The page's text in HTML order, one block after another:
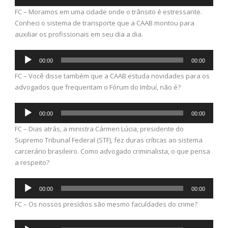
áudio
FC – Moramos em uma cidade onde o trânsito é estressante.
Conheci o sistema de transporte que a CAAB montou para
auxiliar os profissionais em seu dia a dia.
Tocador
áudio
00:00 00:00
FC – Você disse também que a CAAB estuda novidades para os
advogados que frequentam o Fórum do Imbuí, não é?
Tocador
áudio
00:00 00:00
FC – Dias atrás, a ministra Cármen Lúcia, presidente do
Supremo Tribunal Federal (STF), fez duras críticas ao sistema
carcerário brasileiro. Como advogado criminalista, o que pensa
a respeito?
Tocador
áudio
00:00 00:00
FC – Os nossos presídios são mesmo faculdades do crime?
Tocador